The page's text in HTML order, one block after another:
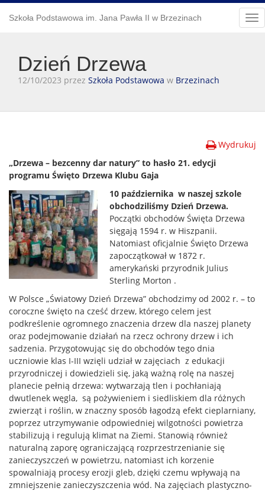
Szkoła Podstawowa im. Jana Pawła II w Brzezinach
Dzień Drzewa
12/10/2023 przez Szkoła Podstawowa w Brzezinach
Wydrukuj
„Drzewa – bezcenny dar natury” to hasło 21. edycji
programu Święto Drzewa Klubu Gaja
10 października w naszej szkole
obchodziliśmy Dzień Drzewa.
Początki obchodów Święta Drzewa
sięgają 1594 r. w Hiszpanii.
Natomiast oficjalnie Święto Drzewa
zapoczątkował w 1872 r.
amerykański przyrodnik Julius
Sterling Morton .
W Polsce „Światowy Dzień Drzewa” obchodzimy od 2002 r. – to
coroczne święto na cześć drzew, którego celem jest
podkreślenie ogromnego znaczenia drzew dla naszej planety
oraz podejmowanie działań na rzecz ochrony drzew i ich
sadzenia. Przygotowując się do obchodów tego dnia
uczniowie klas I-III wzięli udział w zajęciach z edukacji
przyrodniczej i dowiedzieli się, jaką ważną rolę na naszej
planecie pełnią drzewa: wytwarzają tlen i pochłaniają
dwutlenek węgla, są pożywieniem i siedliskiem dla różnych
zwierząt i roślin, w znaczny sposób łagodzą efekt cieplarniany,
poprzez utrzymywanie odpowiedniej wilgotności powietrza
stabilizują i regulują klimat na Ziemi. Stanowią również
naturalną zaporę ograniczającą rozprzestrzenianie się
zanieczyszczeń w powietrzu, natomiast ich korzenie
spowalniają procesy erozji gleb, dzięki czemu wpływają na
zmniejszenie zanieczyszczenia wód. Na zajęciach plastyczno-